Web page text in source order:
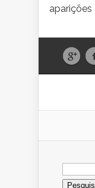
aparições
por: